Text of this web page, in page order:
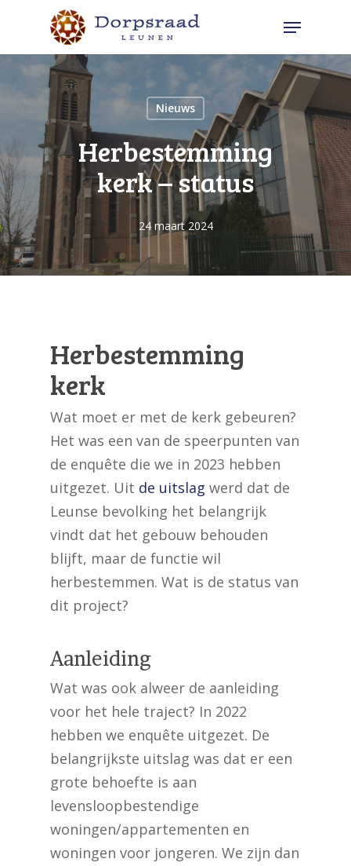
main
content
Menu
Nieuws
Herbestemming
kerk – status
24 maart 2024
Herbestemming
kerk
Wat moet er met de kerk gebeuren?
Het was een van de speerpunten van
de enquête die we in 2023 hebben
uitgezet. Uit de uitslag werd dat de
Leunse bevolking het belangrijk
vindt dat het gebouw behouden
blijft, maar de functie wil
herbestemmen. Wat is de status van
dit project?
Aanleiding
Wat was ook alweer de aanleiding
voor het hele traject? In 2022
hebben we enquête uitgezet. De
belangrijkste uitslag was dat er een
grote behoefte is aan
levensloopbestendige
woningen/appartementen en
woningen voor jongeren. We zijn dan
Close
Menu